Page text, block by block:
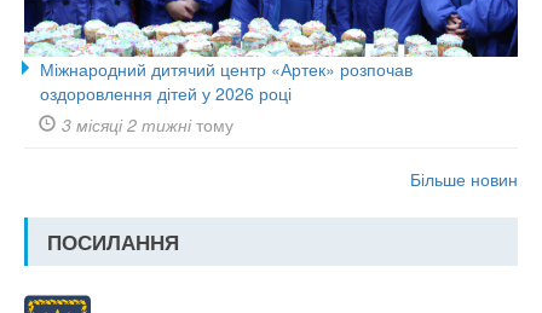
Міжнародний дитячий центр «Артек» розпочав
оздоровлення дітей у 2026 році
3 місяці 2 тижнітому
Більше новин
ПОСИЛАННЯ